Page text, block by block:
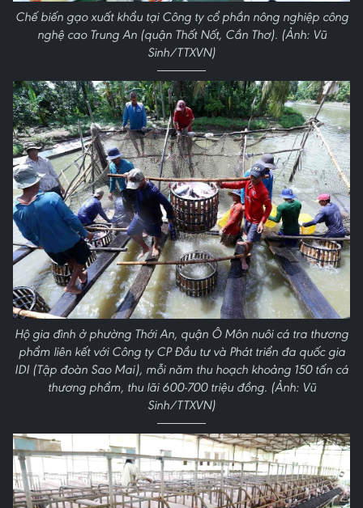
Chế biến gạo xuất khẩu tại Công ty cổ phần nông nghiệp công
nghệ cao Trung An (quận Thốt Nốt, Cần Thơ). (Ảnh: Vũ
Sinh/TTXVN)
Hộ gia đình ở phường Thới An, quận Ô Môn nuôi cá tra thương
phẩm liên kết với Công ty CP Đầu tư và Phát triển đa quốc gia
IDI (Tập đoàn Sao Mai), mỗi năm thu hoạch khoảng 150 tấn cá
thương phẩm, thu lãi 600-700 triệu đồng. (Ảnh: Vũ
Sinh/TTXVN)